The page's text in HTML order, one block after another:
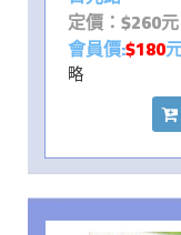
定價：$260元
會員價:$180
略